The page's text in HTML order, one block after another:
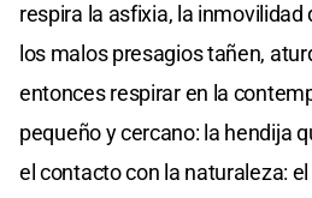
respira la asfixia, la inmovilidad
los malos presagios tañen,
entonces respirar en la
pequeño y cercano: la hendija
el contacto con la naturaleza: el